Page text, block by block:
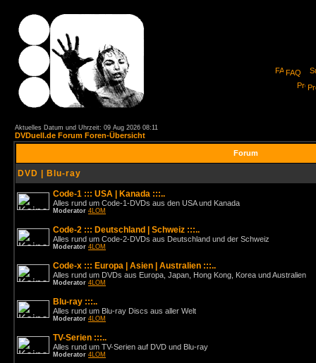
FAQ
Aktuelles Datum und Uhrzeit: 09 Aug 2026 08:11
DVDuell.de Forum Foren-Übersicht
Forum
DVD | Blu-ray
Code-1 ::: USA | Kanada :::..
Alles rund um Code-1-DVDs aus den USA und Kanada
Moderator 4LOM
Code-2 ::: Deutschland | Schweiz :::..
Alles rund um Code-2-DVDs aus Deutschland und der Schweiz
Moderator 4LOM
Code-x ::: Europa | Asien | Australien :::..
Alles rund um DVDs aus Europa, Japan, Hong Kong, Korea und Australien
Moderator 4LOM
Blu-ray :::..
Alles rund um Blu-ray Discs aus aller Welt
Moderator 4LOM
TV-Serien :::..
Alles rund um TV-Serien auf DVD und Blu-ray
Moderator 4LOM